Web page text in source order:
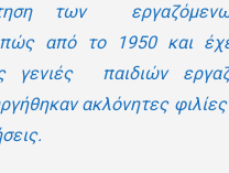
των
από το 1950 και
γενιές παιδιών
ακλόνητες